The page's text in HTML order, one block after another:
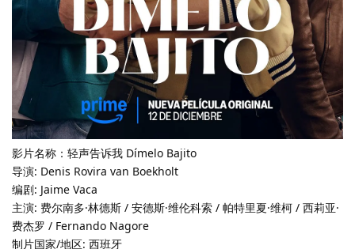
影片名称：轻声告诉我 Dímelo Bajito
导演: Denis Rovira van Boekholt
编剧: Jaime Vaca
主演: 费尔南多·林德斯 / 安德斯·维伦科索 / 帕特里夏·维柯 / 西莉亚·
费杰罗 / Fernando Nagore
制片国家/地区: 西班牙